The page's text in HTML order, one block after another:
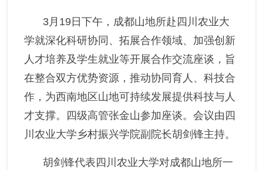
3月 19 日下午，成都山地所赴四川农业大
学就深化科研协同、拓展合作领域、加强创新
人才培养及学生就业等开展合作交流座谈，旨
在整合双方优势资源，推动协同育人、科技合
作 ，为西南地区山地可持续发展提供科技与人
才支撑。四级高管张金山参加座谈。会议由四
川农业大学乡村振兴学院副院长胡剑锋主持。
胡剑锋代表四川农业大学对成都山地所一